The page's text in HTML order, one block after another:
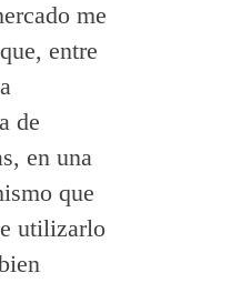
me
entre
de
en una
que
utilizarlo